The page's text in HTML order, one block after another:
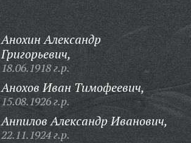
Анохин Александр
Григорьевич,
18.06.1918 г.р.
Анохов Иван Тимофеевич,
15.08.1926 г.р.
Анпилов Александр Иванович,
22.11.1924 г.р.